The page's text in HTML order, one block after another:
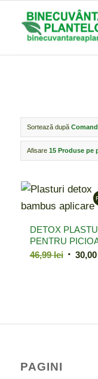
Sortează după
Afisare 15 Produse pe
DETOX
PENTRU
46,99lei Prețul
30,00
PAGINI